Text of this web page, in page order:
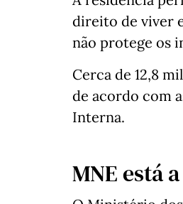
direito de viver
não protege os
Cerca de 12,8
de acordo com
Interna.
MNE está